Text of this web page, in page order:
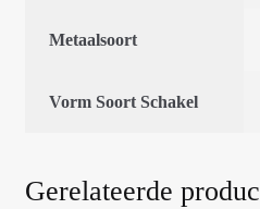
Metaalsoort
Vorm Soort Schakel
Gerelateerde